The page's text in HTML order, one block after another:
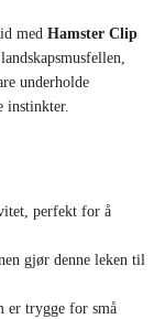
med Hamster Clip
underholde
instinkter.
perfekt for å
gjør denne leken til
er trygge for små